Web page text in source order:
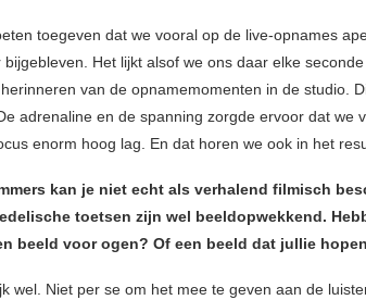
toegeven dat we vooral op de live-opnames
bijgebleven. Het lijkt alsof we ons daar elke
van de opnamemomenten in de studio.
adrenaline en de spanning zorgde ervoor dat we
enorm hoog lag. En dat horen we ook in het
kan je niet echt als verhalend filmisch
toetsen zijn wel beeldopwekkend.
beeld voor ogen? Of een beeld dat jullie
wel. Niet per se om het mee te geven aan de